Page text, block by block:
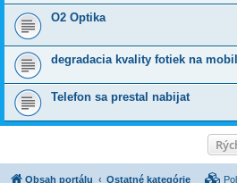
O2 Optika
degradacia kvality fotiek na
Telefon sa prestal nabijat
Obsah portálu Ostatné kategórie